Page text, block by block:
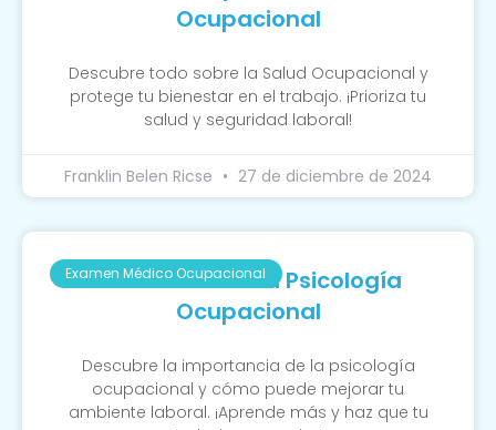
Ocupacional
Descubre todo sobre la Salud Ocupacional y
protege tu bienestar en el trabajo. ¡Prioriza tu
salud y seguridad laboral!
Franklin Belen Ricse 27 de diciembre de 2024
Examen Médico Ocupacional
La Función De La Psicología
Ocupacional
Descubre la importancia de la psicología
ocupacional y cómo puede mejorar tu
ambiente laboral. ¡Aprende más y haz que tu